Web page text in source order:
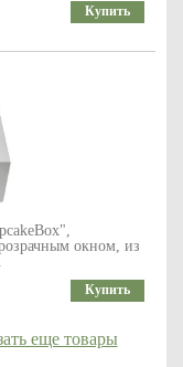
Купить
окном, из
Купить
еще товары